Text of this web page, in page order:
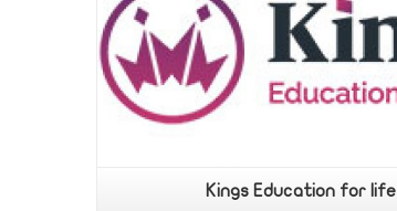
المعاهد Home
Kings Education for life